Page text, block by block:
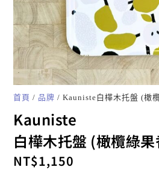
首頁 / 品牌 / Kauniste白樺木托盤 (橄
Kauniste
白樺木托盤 (橄欖綠
NT$1,150